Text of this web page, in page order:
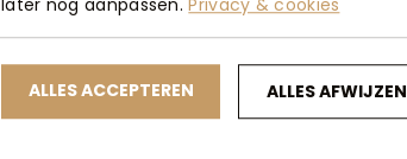
later nog aanpassen.Privacy & cookies
ALLES ACCEPTEREN ALLES AFWIJZEN